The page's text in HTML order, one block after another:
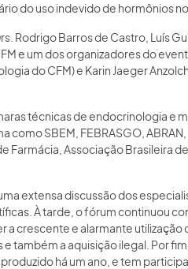
do uso indevido de hormônios no
Rodrigo Barros de Castro, Luís
e um dos organizadores do
do CFM) e Karin Jaeger
técnicas de endocrinologia e
SBEM, FEBRASGO, ABRAN,
Farmácia, Associação Brasileira
extensa discussão dos
À tarde, o fórum continuou
crescente e alarmante utilização
também a aquisição ilegal. Por fim,
há um ano, e tem